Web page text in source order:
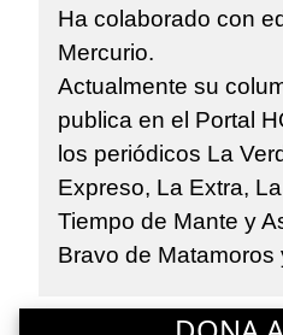
Ha colaborado con
Mercurio.
Actualmente su
publica en el Portal
los periódicos La
Expreso, La Extra,
Tiempo de Mante y
Bravo de Matamoros